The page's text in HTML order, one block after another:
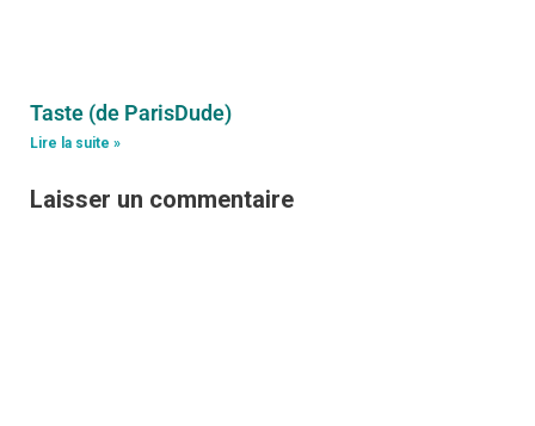
Taste (de ParisDude)
Lire la suite »
Laisser un commentaire